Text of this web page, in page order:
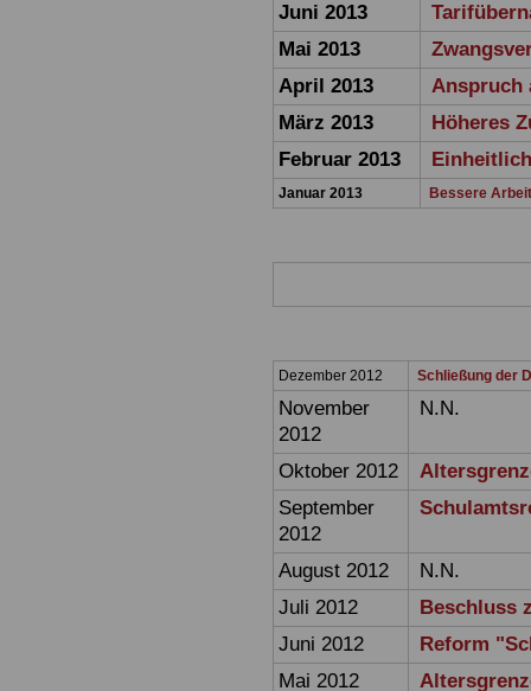
Juni 2013
Mai 2013
April 2013
Anspruch
März 2013
Höheres
Februar 2013
Januar 2013 Bessere
Dezember 2012 Schließung der
November
2012
N.N.
Oktober 2012
September
2012
August 2012
N.N.
Juli 2012
Beschluss
Juni 2012
Reform
Mai 2012